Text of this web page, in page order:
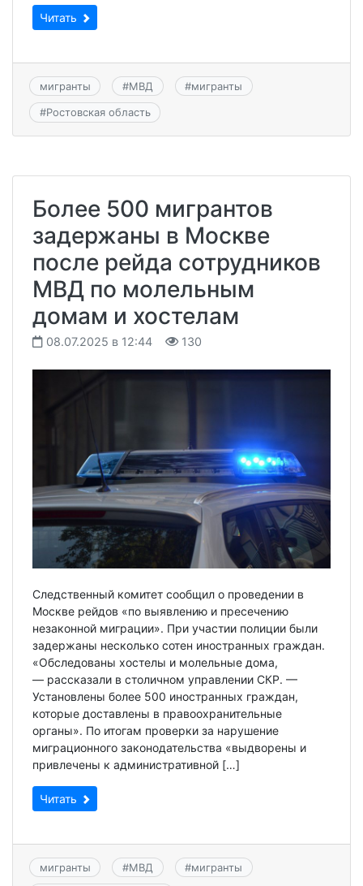
Читать
мигранты #МВД #мигранты
#Ростовская область
Более 500 мигрантов
задержаны в Москве
после рейда сотрудников
МВД по молельным
домам и хостелам
08.07.2025 в 12:44 130
Следственный комитет сообщил о проведении в
Москве рейдов «по выявлению и пресечению
незаконной миграции». При участии полиции были
задержаны несколько сотен иностранных граждан.
«Обследованы хостелы и молельные дома,
— рассказали в столичном управлении СКР. —
Установлены более 500 иностранных граждан,
которые доставлены в правоохранительные
органы». По итогам проверки за нарушение
миграционного законодательства «выдворены и
привлечены к административной […]
Читать
мигранты #МВД #мигранты